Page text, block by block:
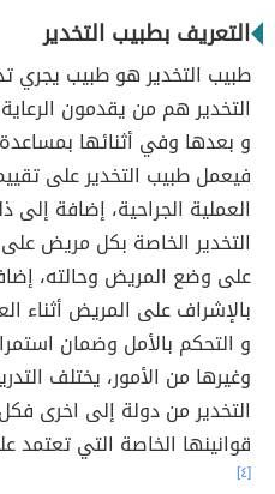
التعريف بطبيب التخدير
طبيب التخدير هو طبيب يجري
التخدير هم من يقدمون
و بعدها وفي أثنائها
فيعمل طبيب التخدير على
العملية الجراحية، إضافة
التخدير الخاصة بكل مريض
على وضع المريض وحالته،
بالإشراف على المريض أثناء
و التحكم بالأمل وضمان
وغيرها من الأمور، يختلف
التخدير من دولة إلى اخرى
قوانينها الخاصة التي تعتمد
[٤]